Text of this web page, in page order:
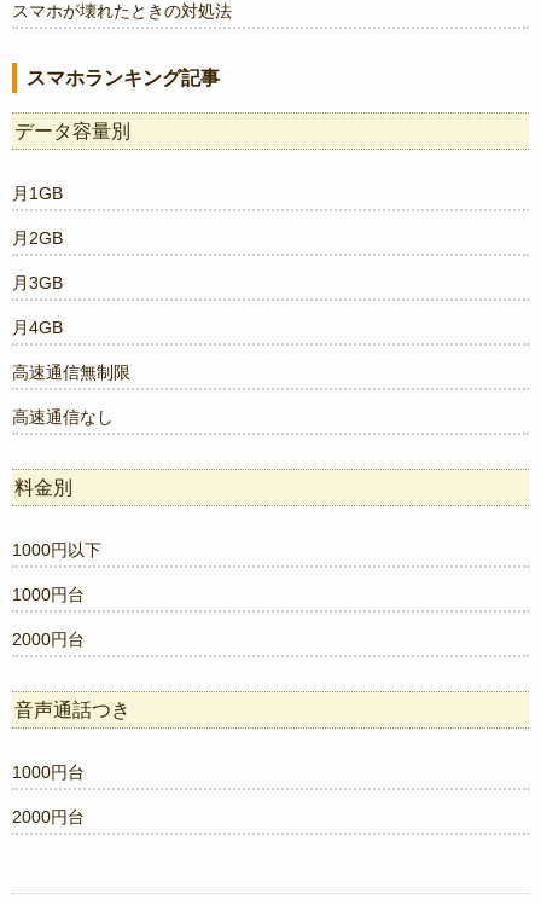
スマホが壊れたときの対処法
スマホランキング記事
データ容量別
月1GB
月2GB
月3GB
月4GB
高速通信無制限
高速通信なし
料金別
1000円以下
1000円台
2000円台
音声通話つき
1000円台
2000円台